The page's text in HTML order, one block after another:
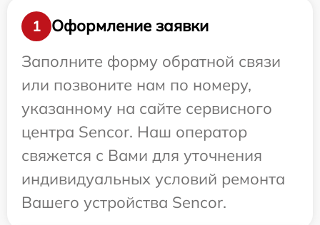
1
Оформление заявки
Заполните форму обратной связи
или позвоните нам по номеру,
указанному на сайте сервисного
центра Sencor. Наш оператор
свяжется с Вами для уточнения
индивидуальных условий ремонта
Вашего устройства Sencor.